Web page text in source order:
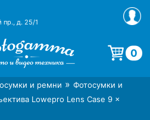
пр., д. 25/1
магазин фототехники
в СПб
фотоаксессуаров foto-
0
Корзина пуста.
и ремни » Фотосумки и
Lowepro Lens Case 9 x